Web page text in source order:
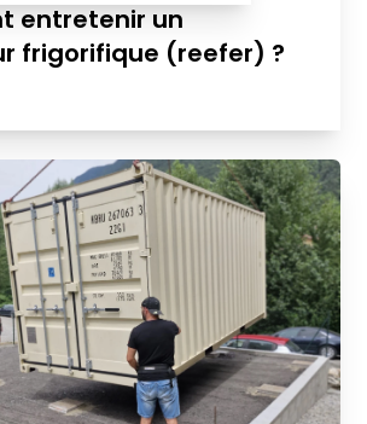
entretenir un
frigorifique (reefer) ?